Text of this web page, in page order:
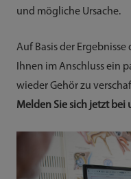
und mögliche Ursache.
Auf Basis der Ergebnisse
Ihnen im Anschluss ein
wieder Gehör zu
Melden Sie sich jetzt bei